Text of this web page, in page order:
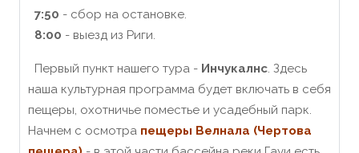
7:50 - сбор на остановке.
8:00 - выезд из Риги.
Первый пункт нашего тура - Инчукалнс. Здесь
наша культурная программа будет включать в себя
пещеры, охотничье поместье и усадебный парк.
Начнем с осмотра пещеры Велнала (Чертова